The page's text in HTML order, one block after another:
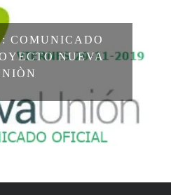
COMUNICADO
NUEVA